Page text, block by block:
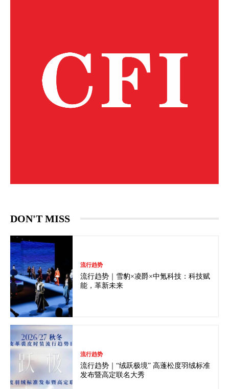
DON'T MISS
流行趋势
流行趋势｜雪豹×凌爵×中氪科技：科技赋
能，革新未来
流行趋势
流行趋势｜“绒跃极境” 高蓬松度羽绒标准
发布暨高定联名大秀